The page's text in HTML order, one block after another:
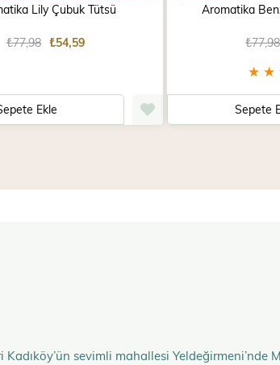
Lily Çubuk Tütsü
₺54,59
₺77,98
Ekle
Aromatika
★ ★
₺77,98
Sepete
Kadıköy’ün sevimli mahallesi